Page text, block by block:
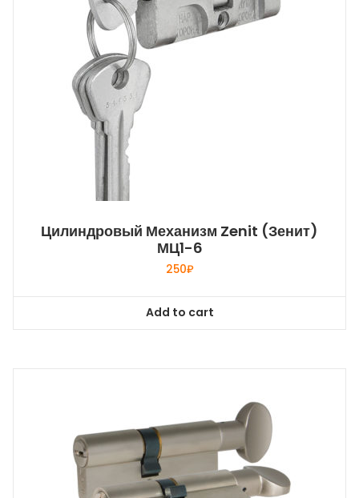
Цилиндровый Механизм Zenit (Зенит)
МЦ1-6
250₽
Add to cart